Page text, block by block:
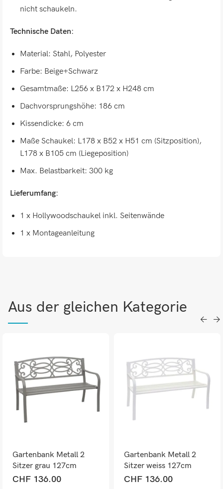
nicht schaukeln.
Technische Daten:
Material: Stahl, Polyester
Farbe: Beige+Schwarz
Gesamtmaße: L256 x B172 x H248 cm
Dachvorsprungshöhe: 186 cm
Kissendicke: 6 cm
Maße Schaukel: L178 x B52 x H51 cm (Sitzposition),
L178 x B105 cm (Liegeposition)
Max. Belastbarkeit: 300 kg
Lieferumfang:
1 x Hollywoodschaukel inkl. Seitenwände
1 x Montageanleitung
Aus der gleichen Kategorie
Gartenbank Metall 2
Sitzer grau 127cm
CHF 136.00
Gartenbank Metall 2
Sitzer weiss 127cm
CHF 136.00